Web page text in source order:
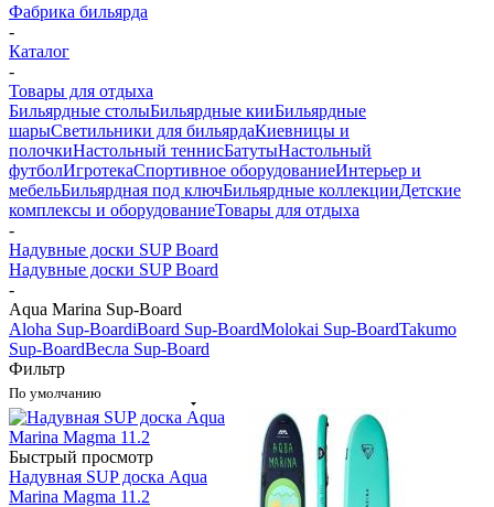
Фабрика бильярда
-
Каталог
-
Товары для отдыха
Бильярдные столыБильярдные кииБильярдные
шарыСветильники для бильярдаКиевницы и
полочкиНастольный теннисБатутыНастольный
футболИгротекаСпортивное оборудованиеИнтерьер и
мебельБильярдная под ключБильярдные коллекцииДетские
комплексы и оборудованиеТовары для отдыха
-
Надувные доски SUP Board
Надувные доски SUP Board
-
Aqua Marina Sup-Board
Aloha Sup-BoardiBoard Sup-BoardMolokai Sup-BoardTakumo
Sup-BoardВесла Sup-Board
Фильтр
По умолчанию
Быстрый просмотр
Надувная SUP дoска Aqua
Marina Magma 11.2